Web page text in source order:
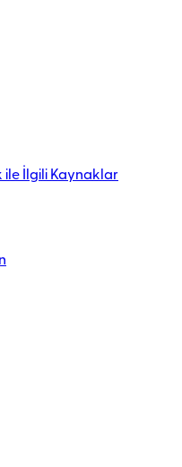
ile İlgili Kaynaklar